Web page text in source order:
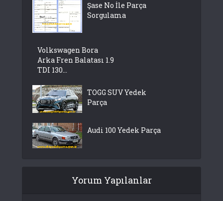
Şase No İle Parça
Sorgulama
Volkswagen Bora
Arka Fren Balatası 1.9
TDI 130...
TOGG SUV Yedek
Parça
Audi 100 Yedek Parça
Yorum Yapılanlar